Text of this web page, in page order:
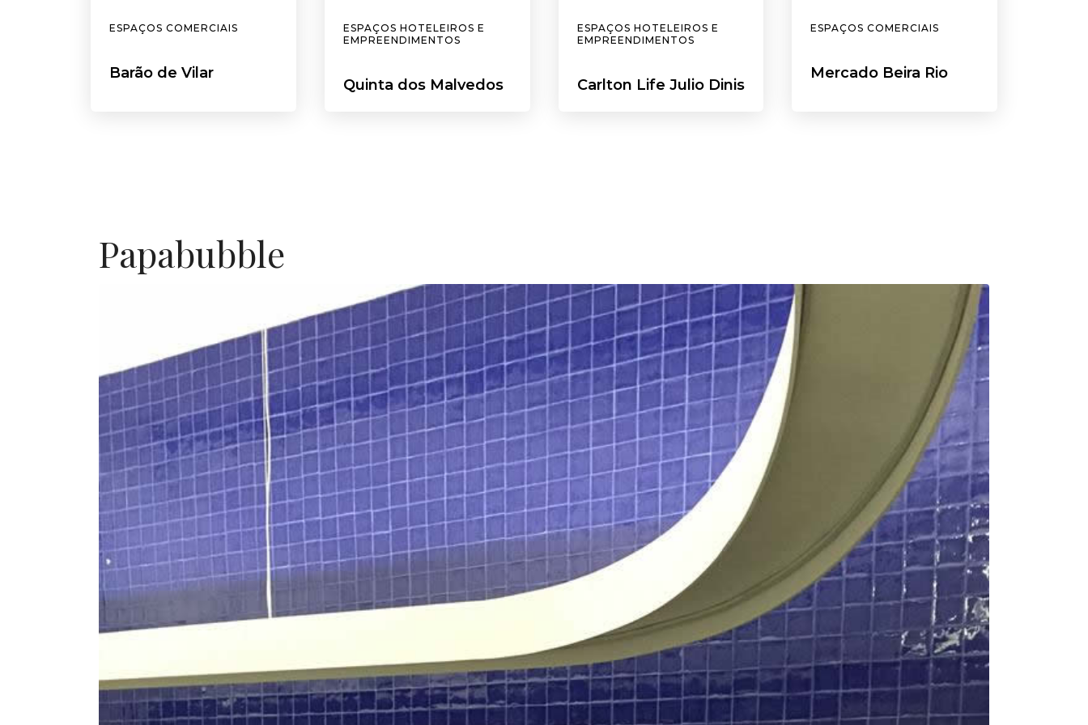
ESPAÇOS COMERCIAIS
Barão de Vilar
ESPAÇOS HOTELEIROS E
EMPREENDIMENTOS
Quinta dos Malvedos
ESPAÇOS HOTELEIROS E
EMPREENDIMENTOS
Carlton Life Julio Dinis
ESPAÇOS COMERCIAIS
Mercado Beira Rio
Papabubble